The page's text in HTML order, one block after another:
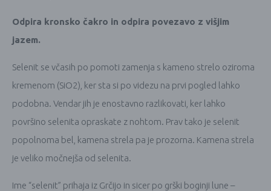
Odpira kronsko čakro in odpira povezavo z višjim
jazem.
Selenit se včasih po pomoti zamenja s kameno strelo oziroma
kremenom (SiO2), ker sta si po videzu na prvi pogled lahko
podobna. Vendar jih je enostavno razlikovati, ker lahko
površino selenita opraskate z nohtom. Prav tako je selenit
popolnoma bel, kamena strela pa je prozorna. Kamena strela
je veliko močnejša od selenita.
Ime “selenit” prihaja iz Grčijo in sicer po grški boginji lune –